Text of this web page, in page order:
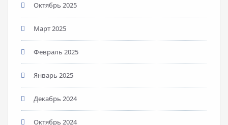
Октябрь 2025
Март 2025
Февраль 2025
Январь 2025
Декабрь 2024
Октябрь 2024